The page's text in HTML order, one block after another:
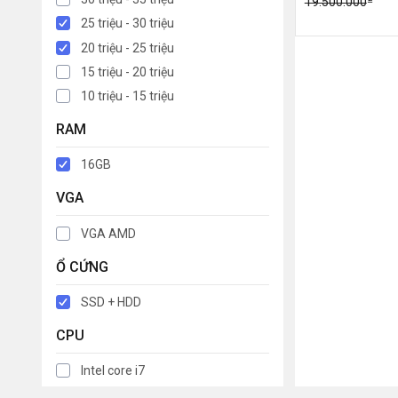
25 triệu - 30 triệu
20 triệu - 25 triệu
15 triệu - 20 triệu
10 triệu - 15 triệu
RAM
16GB
VGA
VGA AMD
Ổ CỨNG
SSD + HDD
CPU
Intel core i7